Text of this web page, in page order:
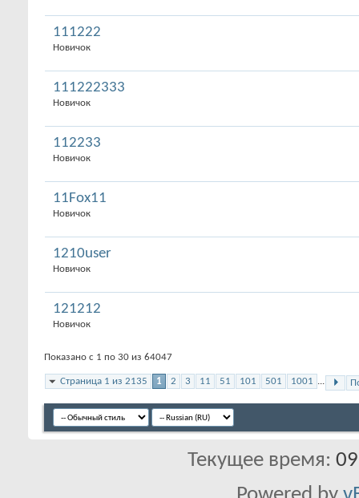
111222
Новичок
111222333
Новичок
112233
Новичок
11Fox11
Новичок
1210user
Новичок
121212
Новичок
Показано с 1 по 30 из 64047
Страница 1 из 2135 1 2 3 11 51 101 501 1001 ...
Текущее время: